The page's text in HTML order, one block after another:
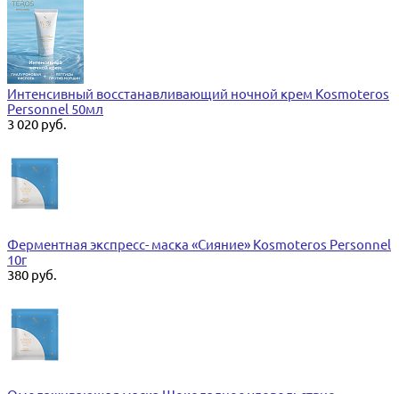
Интенсивный восстанавливающий ночной крем Kosmoteros
Personnel 50мл
3 020 руб.
Ферментная экспресс- маска «Сияние» Kosmoteros Personnel
10г
380 руб.